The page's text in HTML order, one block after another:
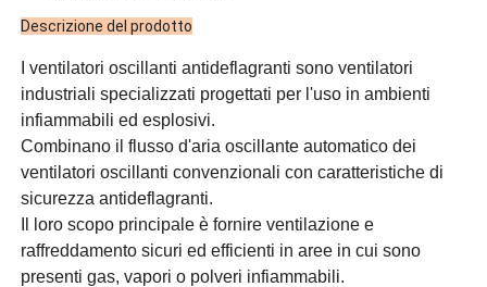
Descrizione del prodotto
I ventilatori oscillanti antideflagranti sono ventilatori
industriali specializzati progettati per l'uso in ambienti
infiammabili ed esplosivi.
Combinano il flusso d'aria oscillante automatico dei
ventilatori oscillanti convenzionali con caratteristiche di
sicurezza antideflagranti.
Il loro scopo principale è fornire ventilazione e
raffreddamento sicuri ed efficienti in aree in cui sono
presenti gas, vapori o polveri infiammabili.